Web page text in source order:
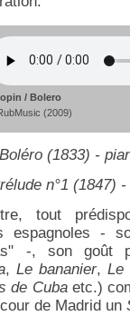
/ Bolero
(2009)
(1833) -
n°1 (1847)
tout
espagnoles -
-, son goût
,Le bananier,Le
de Cubaetc.)
de Madrid un